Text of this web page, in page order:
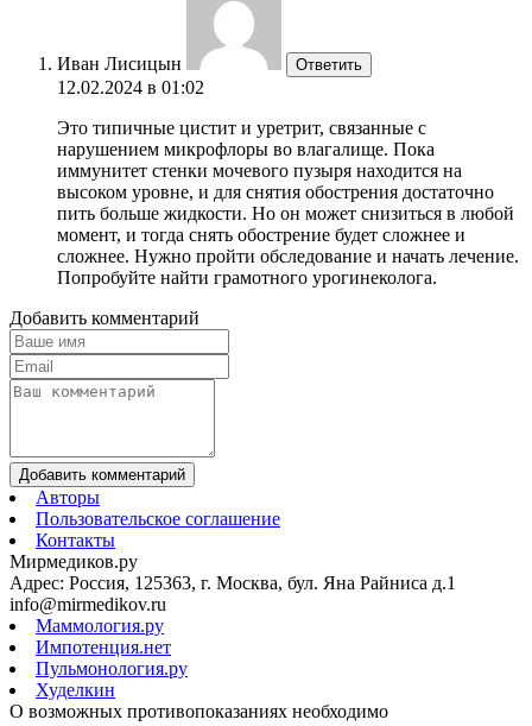
Иван Лисицын Ответить
12.02.2024 в 01:02
Это типичные цистит и уретрит, связанные с
нарушением микрофлоры во влагалище. Пока
иммунитет стенки мочевого пузыря находится на
высоком уровне, и для снятия обострения достаточно
пить больше жидкости. Но он может снизиться в любой
момент, и тогда снять обострение будет сложнее и
сложнее. Нужно пройти обследование и начать лечение.
Попробуйте найти грамотного урогинеколога.
Добавить комментарий
Добавить комментарий
Авторы
Пользовательское соглашение
Контакты
Мирмедиков.ру
Адрес: Россия, 125363, г. Москва, бул. Яна Райниса д.1
info@mirmedikov.ru
Маммология.ру
Импотенция.нет
Пульмонология.ру
Худелкин
О возможных противопоказаниях необходимо